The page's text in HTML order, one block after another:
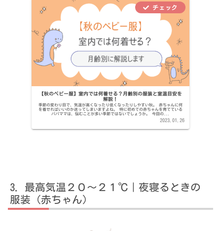
【秋のベビー服】室内では何着せる？月齢別の服装と室温目安を
解説！
季節の変わり目で、気温が高くなったり低くなったりしやすい秋。 赤ちゃんに何
を着せればいいのか迷ってしまいますよね。 特に初めての赤ちゃんを育てている
パパママは、悩むことが多い季節ではないでしょうか。 今回の...
2023.01.26
最高気温２０～２１℃｜夜寝るときの
服装（赤ちゃん）